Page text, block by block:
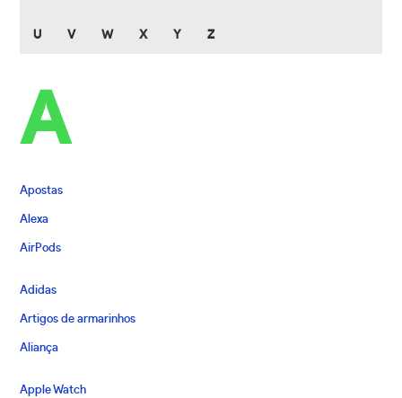
U V W X Y Z
A
Apostas
Alexa
AirPods
Adidas
Artigos de armarinhos
Aliança
Apple Watch